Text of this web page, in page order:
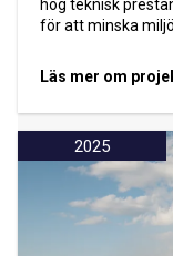
hög teknisk
för att minska
Läs mer om
2025